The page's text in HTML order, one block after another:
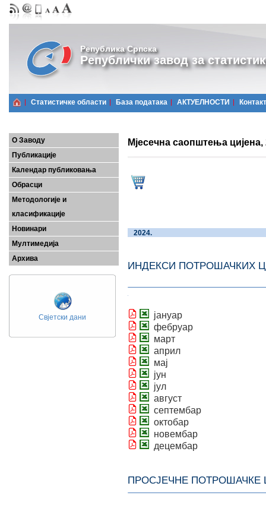
Република Српска
Републички завод за
Статистичке области Базa података АКТУЕЛНОСТИ Контакт
О Заводу
Публикације
Календар публиковања
Обрасци
Методологије и
класификације
Новинари
Мултимедија
Архива
Свјетски дани
Мјесечна саопштења цијена,
ИНДЕКСИ
јануар
фебруар
март
април
мај
јун
јул
август
септембар
октобар
новембар
децембар
ПРОСЈЕЧНЕ ПОТРОШАЧКЕ